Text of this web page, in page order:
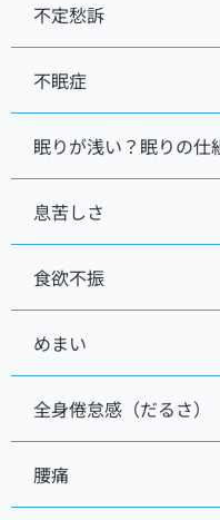
不定愁訴
不眠症
眠りが浅い？眠りの仕
息苦しさ
食欲不振
めまい
全身倦怠感（だるさ）
腰痛